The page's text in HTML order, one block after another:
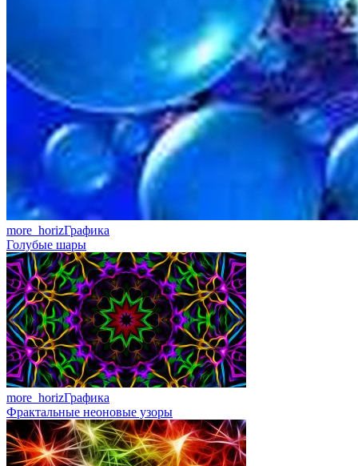
more_horizГрафика
Голубые шары
more_horizГрафика
Фрактальные неоновые узоры